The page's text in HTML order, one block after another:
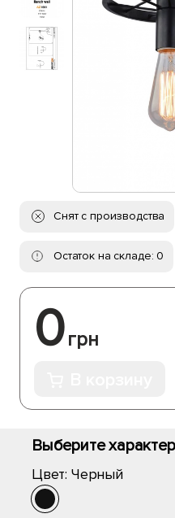
Снят с производства
Остаток на складе: 0
0грн
Выберите
Цвет: Черный